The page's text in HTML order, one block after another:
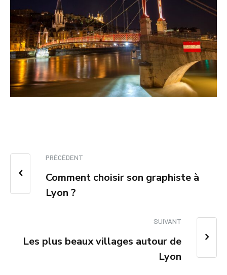
PRÉCÉDENT
Comment choisir son graphiste à
Lyon ?
SUIVANT
Les plus beaux villages autour de
Lyon